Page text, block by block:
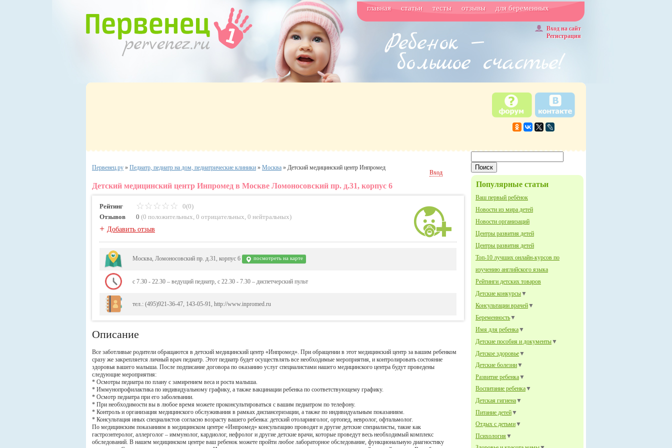
главная статьи тесты отзывы для беременных
Вход на сайт
Регистрация
Популярные статьи
Ваш первый ребёнок
Новости из мира детей
Новости организаций
Центры развития детей
Центры развития детей
Топ-10 лучших онлайн-курсов по
изучению английского языка
Рейтинги детских товаров
Детские конкурсы▼
Консультации врачей▼
Беременность▼
Имя для ребенка▼
Детские пособия и документы▼
Детское здоровье▼
Детские болезни▼
Развитие ребенка▼
Воспитание ребенка▼
Детская гигиена▼
Питание детей▼
Отдых с детьми▼
Психология ▼
Первенец.ру » Педиатр, педиатр на дом, педиатрические клиники » Москва » Детский медицинский центр Инпромед
Вход
Детский медицинский центр Инпромед в Москве Ломоносовский пр. д.31, корпус 6
Рейтинг
0(0)
Отзывов
0 (0 положительных, 0 отрицательных, 0 нейтральных)
+ Добавить отзыв
Москва, Ломоносовский пр. д.31, корпус 6 посмотреть на карте
с 7.30 - 22.30 – ведущий педиатр, с 22.30 - 7.30 – диспетчерский пульт
тел.: (495)921-36-47, 143-05-91, http://www.inpromed.ru
Описание
Все заботливые родители обращаются в детский медицинский центр «Инпромед». При обращении в этот медицинский центр за вашим ребенком
сразу же закрепляется личный врач педиатр. Этот педиатр будет осуществлять все необходимые мероприятия, и контролировать состояние
здоровья вашего малыша. После подписание договора по оказанию услуг специалистами нашего медицинского центра будут проведены
следующие мероприятия:
* Осмотры педиатра по плану с замирением веса и роста малыша.
* Иммунопрофилактика по индивидуальному графику, а также вакцинации ребенка по соответствующему графику.
* Осмотр педиатра при его заболевании.
* При необходимости вы в любое время можете проконсультироваться с вашим педиатром по телефону.
* Контроль и организация медицинского обслуживания в рамках диспансеризации, а также по индивидуальным показаниям.
* Консультация иных специалистов согласно возрасту вашего ребенка: детский отоларинголог, ортопед, невролог, офтальмолог.
По медицинским показаниям в медицинском центре «Инпромед» консультацию проводят и другие детские специалисты, такие как
гастроэнтеролог, аллерголог – иммунолог, кардиолог, нефролог и другие детские врачи, которые проведут весь необходимый комплекс
обследований. В нашем медицинском центре ваш ребенок можете пройти любое лабораторное обследование, функциональную диагностику